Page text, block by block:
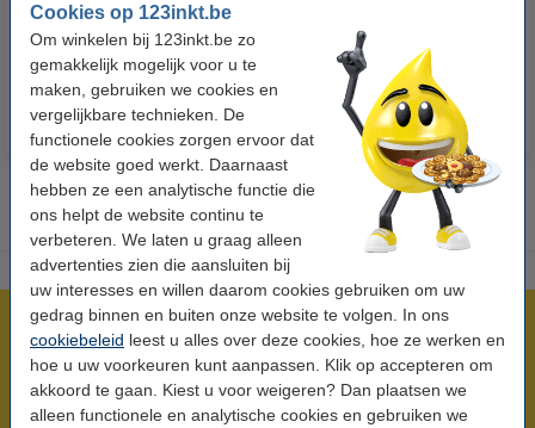
Cookies op 123inkt.be
Om winkelen bij 123inkt.be zo
gemakkelijk mogelijk voor u te
maken, gebruiken we cookies en
vergelijkbare technieken. De
functionele cookies zorgen ervoor dat
de website goed werkt. Daarnaast
hebben ze een analytische functie die
ons helpt de website continu te
verbeteren. We laten u graag alleen
advertenties zien die aansluiten bij
uw interesses en willen daarom cookies gebruiken om uw
gedrag binnen en buiten onze website te volgen. In ons
cookiebeleid leest u alles over deze cookies, hoe ze werken en
hoe u uw voorkeuren kunt aanpassen. Klik op accepteren om
akkoord te gaan. Kiest u voor weigeren? Dan plaatsen we
alleen functionele en analytische cookies en gebruiken we
€ 7,25 Incl. 21% btw € 33,50
Meer dan 5 miljoen klanten!
Voor 22.00 uur besteld, morgen in huis!
Laagsteprijsgarantie!